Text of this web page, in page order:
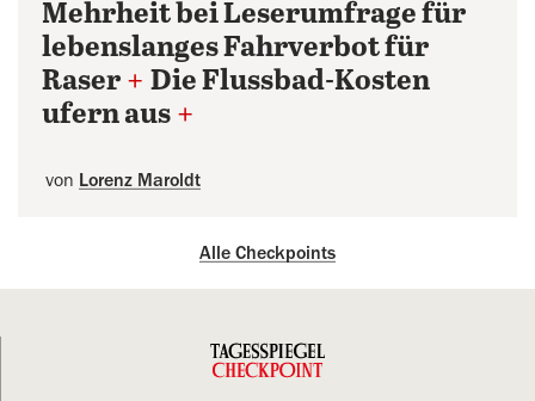
Mehrheit bei Leserumfrage für
lebenslanges Fahrverbot für
Raser + Die Flussbad-Kosten
ufern aus +
von Lorenz Maroldt
Alle Checkpoints